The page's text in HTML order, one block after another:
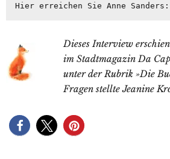
Hier erreichen Sie Anne Sanders:
Dieses Interview
im Stadtmagazin Da
unter der Rubrik »Die
Fragen stellte Jeanine